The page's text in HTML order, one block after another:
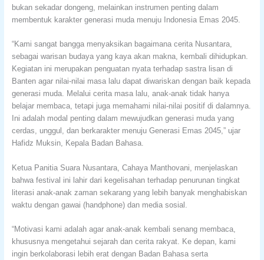
bukan sekadar dongeng, melainkan instrumen penting dalam
membentuk karakter generasi muda menuju Indonesia Emas 2045.
“Kami sangat bangga menyaksikan bagaimana cerita Nusantara,
sebagai warisan budaya yang kaya akan makna, kembali dihidupkan.
Kegiatan ini merupakan penguatan nyata terhadap sastra lisan di
Banten agar nilai-nilai masa lalu dapat diwariskan dengan baik kepada
generasi muda. Melalui cerita masa lalu, anak-anak tidak hanya
belajar membaca, tetapi juga memahami nilai-nilai positif di dalamnya.
Ini adalah modal penting dalam mewujudkan generasi muda yang
cerdas, unggul, dan berkarakter menuju Generasi Emas 2045,” ujar
Hafidz Muksin, Kepala Badan Bahasa.
Ketua Panitia Suara Nusantara, Cahaya Manthovani, menjelaskan
bahwa festival ini lahir dari kegelisahan terhadap penurunan tingkat
literasi anak-anak zaman sekarang yang lebih banyak menghabiskan
waktu dengan gawai (handphone) dan media sosial.
“Motivasi kami adalah agar anak-anak kembali senang membaca,
khususnya mengetahui sejarah dan cerita rakyat. Ke depan, kami
ingin berkolaborasi lebih erat dengan Badan Bahasa serta